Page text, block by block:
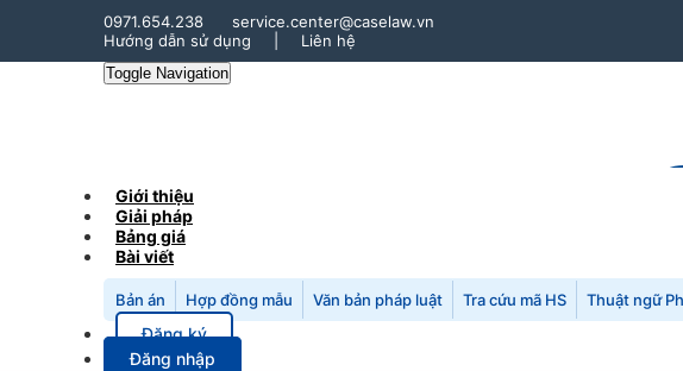
0971.654.238
service.center@caselaw.vn
Hướng dẫn sử dụng
Liên hệ
Toggle Navigation
Giới thiệu
Giải pháp
Bảng giá
Bài viết
Bản án Hợp đồng mẫu Văn bản pháp luật Tra cứu mã HS Thuật ngữ
Đăng ký
Đăng nhập